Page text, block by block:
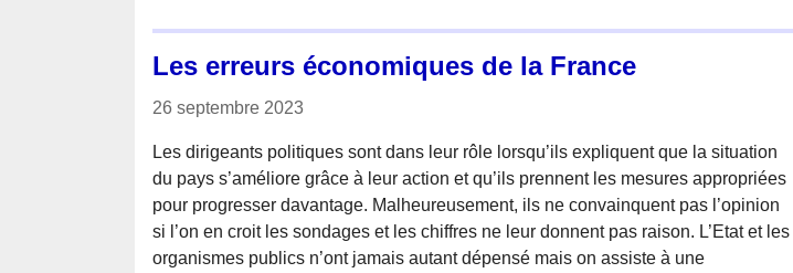
Les erreurs économiques de la France
26 septembre 2023
Les dirigeants politiques sont dans leur rôle lorsqu’ils expliquent que la situation
du pays s’améliore grâce à leur action et qu’ils prennent les mesures appropriées
pour progresser davantage. Malheureusement, ils ne convainquent pas l’opinion
si l’on en croit les sondages et les chiffres ne leur donnent pas raison. L’Etat et les
organismes publics n’ont jamais autant dépensé mais on assiste à une